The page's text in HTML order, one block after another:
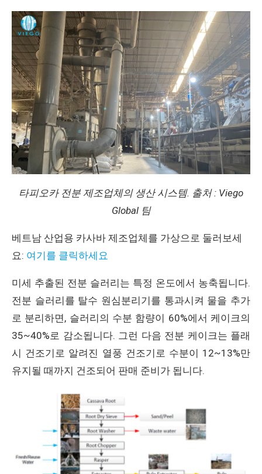
타피오카 전분 제조업체의 생산 시스템. 출처 : Viego
Global 팀
베트남 산업용 카사바 제조업체를 가상으로 둘러보세
요: 여기를 클릭하세요
미세 추출된 전분 슬러리는 특정 온도에서 농축됩니다.
전분 슬러리를 탈수 원심분리기를 통과시켜 물을 추가
로 분리하면, 슬러리의 수분 함량이 60%에서 케이크의
35~40%로 감소됩니다. 그런 다음 전분 케이크는 플래
시 건조기로 알려진 열풍 건조기로 수분이 12~13%만
유지될 때까지 건조되어 판매 준비가 됩니다.